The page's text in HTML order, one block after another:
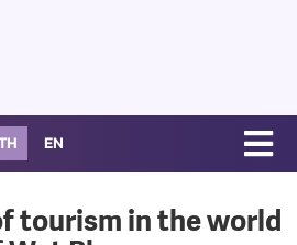
EN
tourism in the world